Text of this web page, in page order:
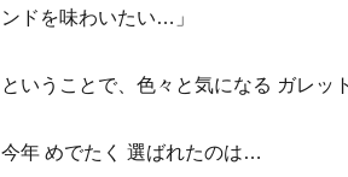
ンドを味わいたい…」
ということで、色々と気になる ガレッ
今年 めでたく 選ばれたのは…